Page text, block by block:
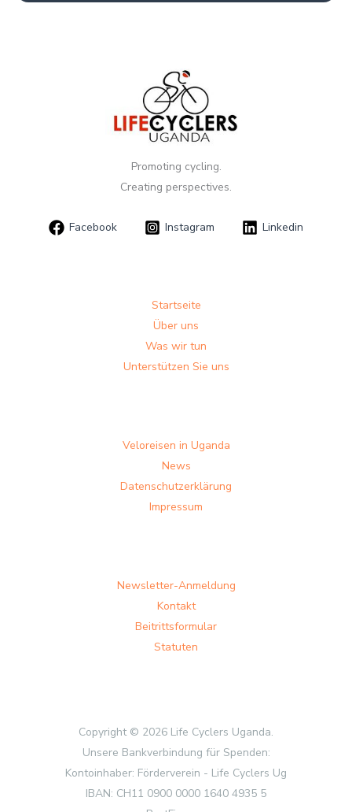
Promoting cycling.
Creating perspectives.
Facebook Instagram Linkedin
Startseite
Über uns
Was wir tun
Unterstützen Sie uns
Veloreisen in Uganda
News
Datenschutzerklärung
Impressum
Newsletter-Anmeldung
Kontakt
Beitrittsformular
Statuten
Copyright © 2026 Life Cyclers Uganda.
Unsere Bankverbindung für Spenden:
Kontoinhaber: Förderverein - Life Cyclers Ug
IBAN: CH11 0900 0000 1640 4935 5